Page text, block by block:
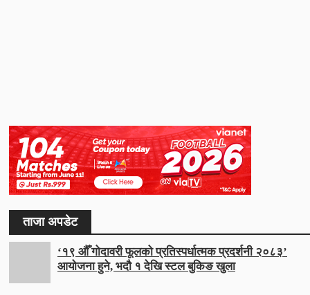
ताजा अपडेट
‘१९ औँ गोदावरी फूलको प्रतिस्पर्धात्मक प्रदर्शनी २०८३’
आयोजना हुने, भदौ १ देखि स्टल बुकिङ खुला